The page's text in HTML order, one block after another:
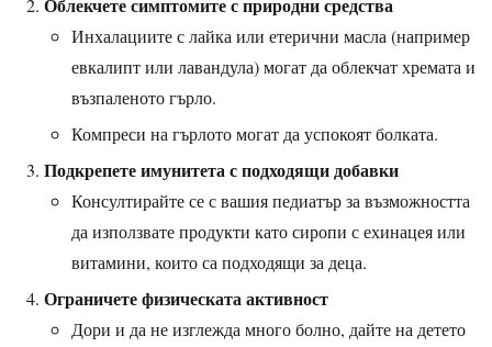
Инхалациите с лайка или етерични масла (например
евкалипт или лавандула) могат да облекчат хремата и
възпаленото гърло.
Компреси на гърлото могат да успокоят болката.
Подкрепете имунитета с подходящи добавки
Консултирайте се с вашия педиатър за възможността
да използвате продукти като сиропи с ехинацея или
витамини, които са подходящи за деца.
Ограничете физическата активност
Дори и да не изглежда много болно, дайте на детето